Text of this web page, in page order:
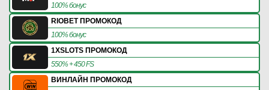
100% бонус
RIOBET ПРОМОКОД
100% бонус
1XSLOTS ПРОМОКОД
550% + 450 FS
ВИНЛАЙН ПРОМОКОД